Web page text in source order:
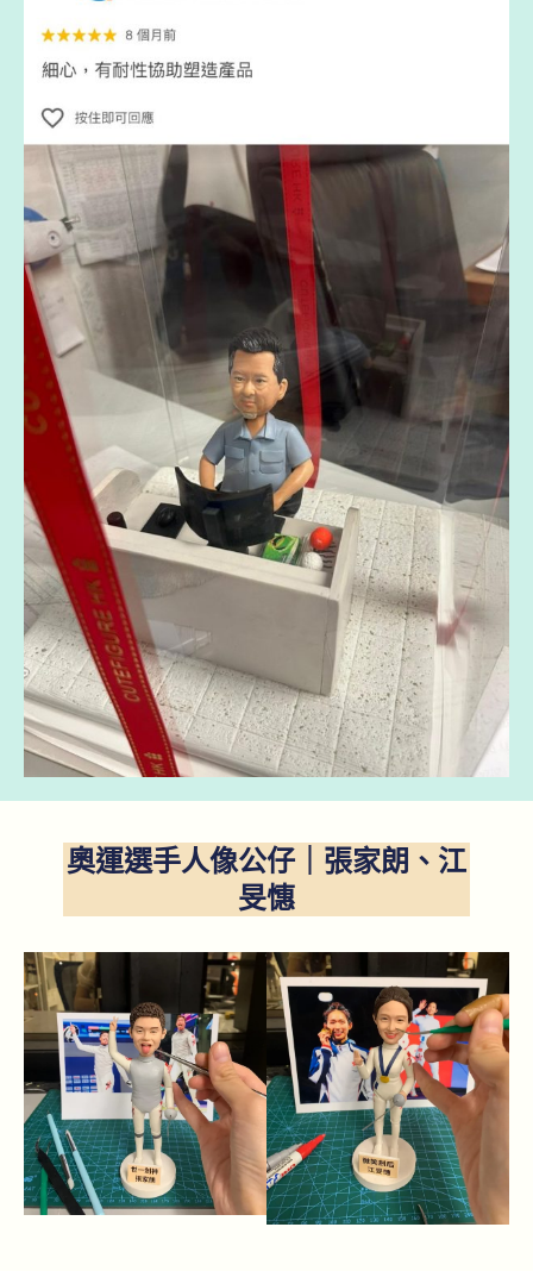
奧運選手人像公仔｜張家朗、江
旻憓